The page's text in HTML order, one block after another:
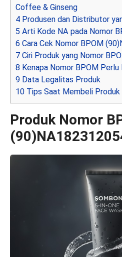
Coffee & Ginseng
4 Produsen dan Distributor
5 Arti Kode NA pada Nomor
6 Cara Cek Nomor BPOM
7 Ciri Produk yang Nomor
8 Kenapa Nomor BPOM
9 Data Legalitas Produk
10 Tips Saat Membeli
Produk Nomor